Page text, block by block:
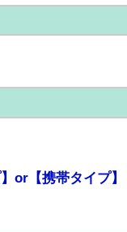
or【携帯タイプ】